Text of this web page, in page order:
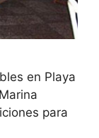
en Playa
para